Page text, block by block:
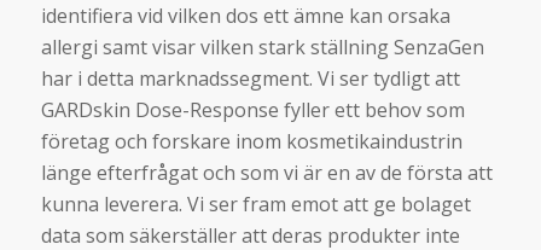
identifiera vid vilken dos ett ämne kan orsaka
allergi samt visar vilken stark ställning SenzaGen
har i detta marknadssegment. Vi ser tydligt att
GARDskin Dose-Response fyller ett behov som
företag och forskare inom kosmetikaindustrin
länge efterfrågat och som vi är en av de första att
kunna leverera. Vi ser fram emot att ge bolaget
data som säkerställer att deras produkter inte